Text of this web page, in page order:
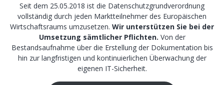
Seit dem 25.05.2018 ist die Datenschutzgrundverordnung
vollständig durch jeden Marktteilnehmer des Europäischen
Wirtschaftsraums umzusetzen. Wir unterstützen Sie bei der
Umsetzung sämtlicher Pflichten. Von der
Bestandsaufnahme über die Erstellung der Dokumentation bis
hin zur langfristigen und kontinuierlichen Überwachung der
eigenen IT-Sicherheit.